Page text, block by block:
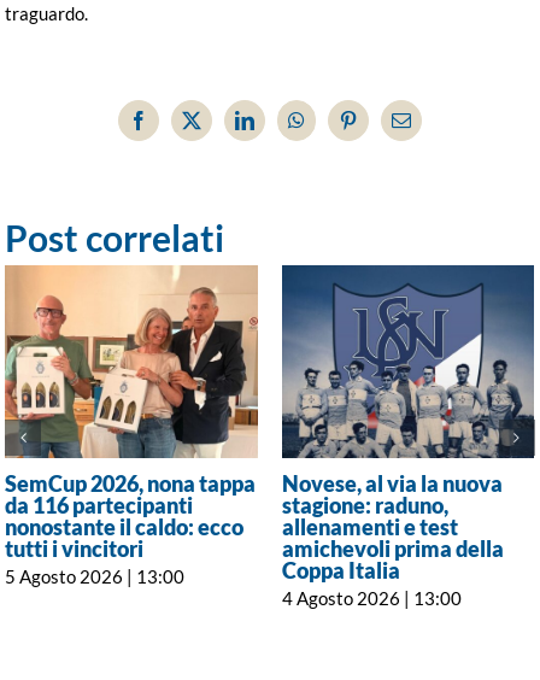
traguardo.
Facebook
X LinkedInWhatsAppPinterestEmail
Post correlati
SemCup 2026, nona tappa
da 116 partecipanti
nonostante il caldo: ecco
tutti i vincitori
5 Agosto 2026 | 13:00
Novese, al via la nuova
stagione: raduno,
allenamenti e test
amichevoli prima della
Coppa Italia
4 Agosto 2026 | 13:00